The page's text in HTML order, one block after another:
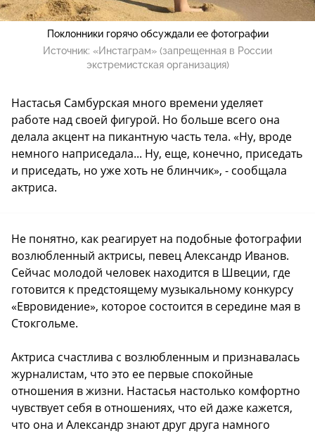
Поклонники горячо обсуждали ее фотографии
Источник: «Инстаграм» (запрещенная в России
экстремистская организация)
Настасья Самбурская много времени уделяет
работе над своей фигурой. Но больше всего она
делала акцент на пикантную часть тела. «Ну, вроде
немного наприседала... Ну, еще, конечно, приседать
и приседать, но уже хоть не блинчик», - сообщала
актриса.
Не понятно, как реагирует на подобные фотографии
возлюбленный актрисы, певец Александр Иванов.
Сейчас молодой человек находится в Швеции, где
готовится к предстоящему музыкальному конкурсу
«Евровидение», которое состоится в середине мая в
Стокгольме.
Актриса счастлива с возлюбленным и признавалась
журналистам, что это ее первые спокойные
отношения в жизни. Настасья настолько комфортно
чувствует себя в отношениях, что ей даже кажется,
что она и Александр знают друг друга намного